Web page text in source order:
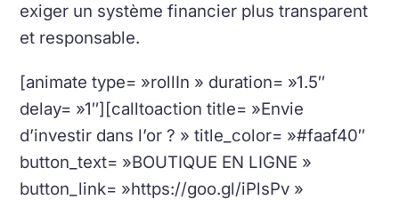
exiger un système financier plus transparent
et responsable.
[animate type= »rollIn » duration= »1.5″
delay= »1″][calltoaction title= »Envie
d’investir dans l’or ? » title_color= »#faaf40″
button_text= »BOUTIQUE EN LIGNE »
button_link= »https://goo.gl/iPlsPv »